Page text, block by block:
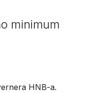
minimum
HNB-a.